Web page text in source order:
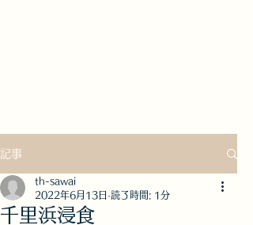
記事
千里浜浸食
th-sawai
2022年6月13日 読了時間: 1分